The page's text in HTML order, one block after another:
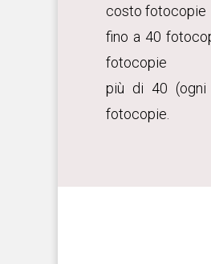
costo fotocopie
fino a 40
fotocopie
più di 40
fotocopie.